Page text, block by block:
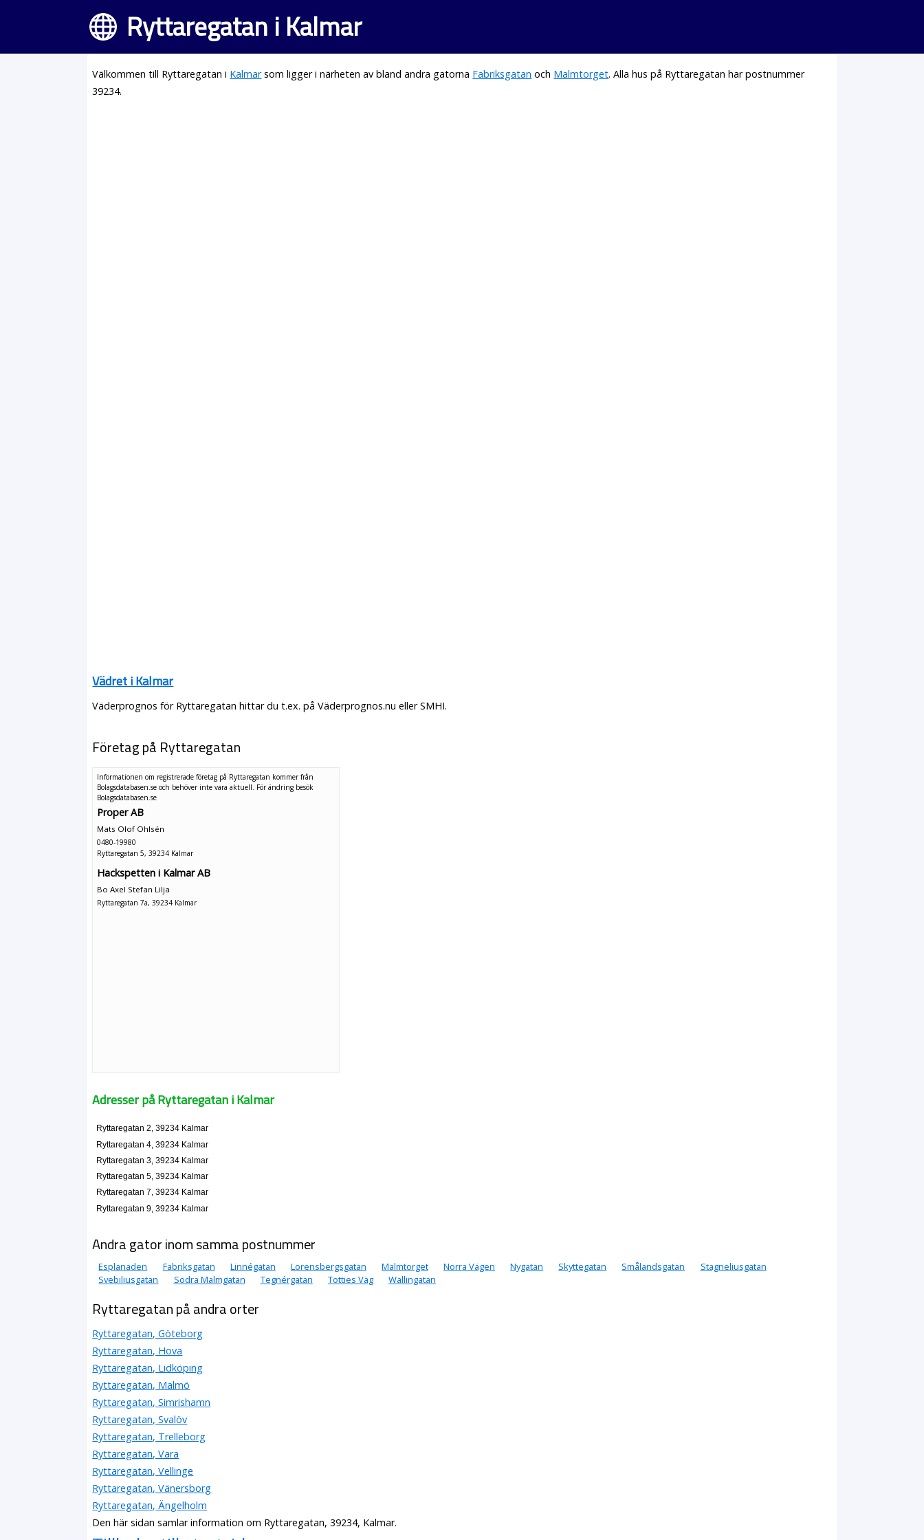
Ryttaregatan i Kalmar
Välkommen till Ryttaregatan i Kalmarsom ligger i närheten av bland andra gatorna Fabriksgatan och Malmtorget. Alla hus på Ryttaregatan har postnummer
39234.
Vädret i Kalmar
Väderprognos för Ryttaregatan hittar du t.ex. på Väderprognos.nu eller SMHI.
Företag på Ryttaregatan
Informationen om registrerade företag på Ryttaregatan kommer från
Bolagsdatabasen.se och behöver inte vara aktuell. För ändring besök
Bolagsdatabasen.se
Proper AB
Mats Olof Ohlsén
0480-19980
Ryttaregatan 5, 39234 Kalmar
Hackspetten i Kalmar AB
Bo Axel Stefan Lilja
Ryttaregatan 7a, 39234 Kalmar
Adresser på Ryttaregatan i Kalmar
Ryttaregatan 2, 39234 Kalmar
Ryttaregatan 4, 39234 Kalmar
Ryttaregatan 3, 39234 Kalmar
Ryttaregatan 5, 39234 Kalmar
Ryttaregatan 7, 39234 Kalmar
Ryttaregatan 9, 39234 Kalmar
Andra gator inom samma postnummer
Esplanaden Fabriksgatan Linnégatan Lorensbergsgatan Malmtorget Norra Vägen Nygatan Skyttegatan Smålandsgatan
Stagneliusgatan
Svebiliusgatan
Södra Malmgatan Tegnérgatan Totties Väg Wallingatan
Ryttaregatan på andra orter
Ryttaregatan, Göteborg
Ryttaregatan, Hova
Ryttaregatan, Lidköping
Ryttaregatan, Malmö
Ryttaregatan, Simrishamn
Ryttaregatan, Svalöv
Ryttaregatan, Trelleborg
Ryttaregatan, Vara
Ryttaregatan, Vellinge
Ryttaregatan, Vänersborg
Ryttaregatan, Ängelholm
Den här sidan samlar information om Ryttaregatan, 39234, Kalmar.